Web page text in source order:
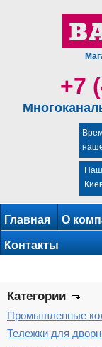
+7
Главная О
Контакты
Категории
Промышленные
Тележки для